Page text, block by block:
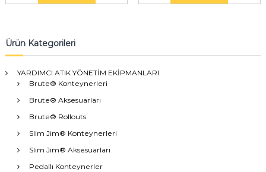
Ürün Kategorileri
YARDIMCI ATIK YÖNETİM EKİPMANLARI
Brute® Konteynerleri
Brute® Aksesuarları
Brute® Rollouts
Slim Jim® Konteynerleri
Slim Jim® Aksesuarları
Pedallı Konteynerler